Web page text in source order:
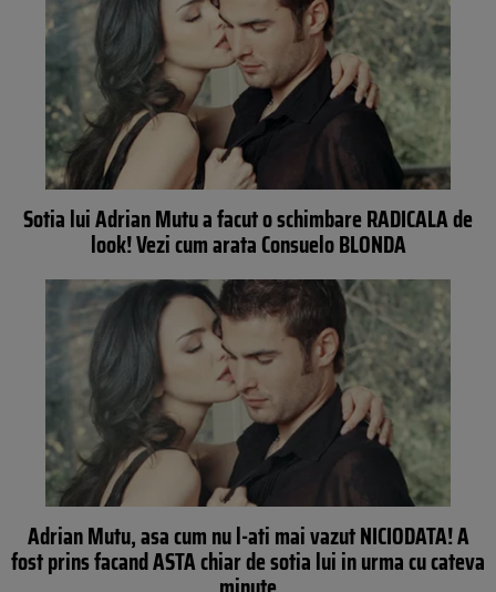
Sotia lui Adrian Mutu a facut o schimbare RADICALA de
look! Vezi cum arata Consuelo BLONDA
Adrian Mutu, asa cum nu l-ati mai vazut NICIODATA! A
fost prins facand ASTA chiar de sotia lui in urma cu cateva